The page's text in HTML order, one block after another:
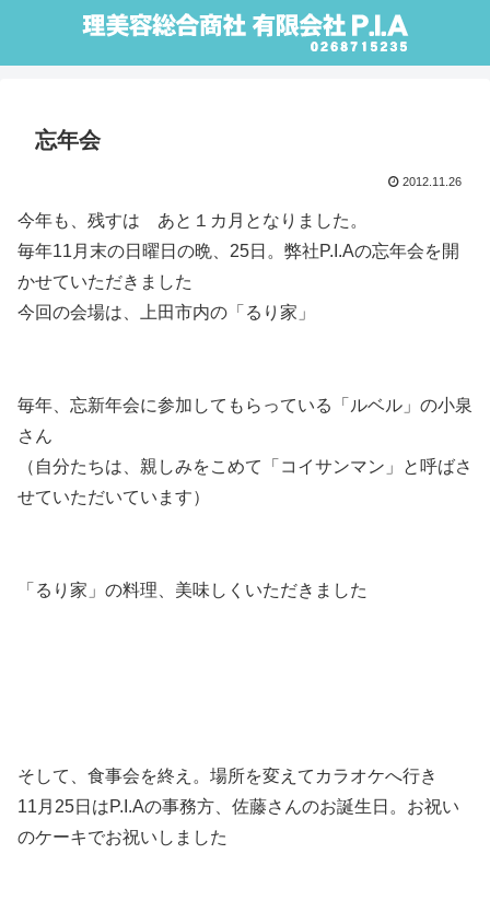
忘年会
2012.11.26
今年も、残すは あと１カ月となりました。
毎年11月末の日曜日の晩、25日。弊社P.I.Aの忘年会を開
かせていただきました
今回の会場は、上田市内の「るり家」
毎年、忘新年会に参加してもらっている「ルベル」の小泉
さん
（自分たちは、親しみをこめて「コイサンマン」と呼ばさ
せていただいています）
「るり家」の料理、美味しくいただきました
そして、食事会を終え。場所を変えてカラオケへ行き
11月25日はP.I.Aの事務方、佐藤さんのお誕生日。お祝い
のケーキでお祝いしました